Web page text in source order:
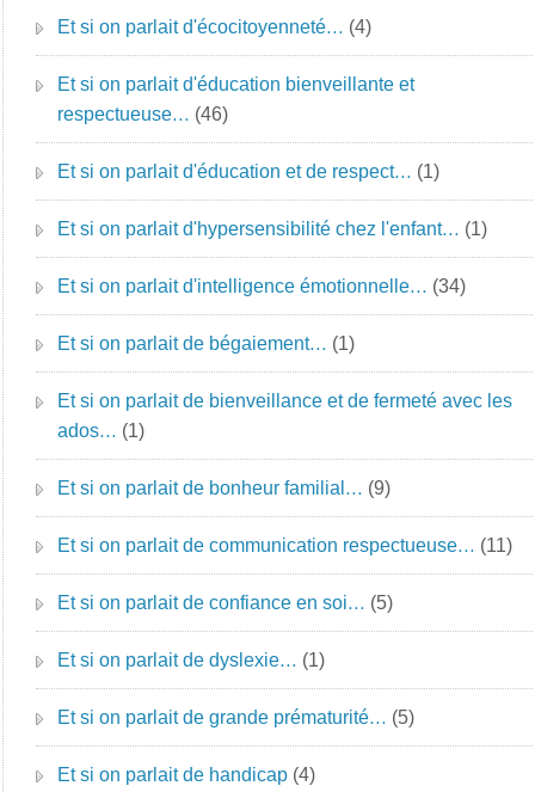
Et si on parlait d'écocitoyenneté… (4)
Et si on parlait d'éducation bienveillante et
respectueuse… (46)
Et si on parlait d'éducation et de respect… (1)
Et si on parlait d'hypersensibilité chez l'enfant… (1)
Et si on parlait d'intelligence émotionnelle… (34)
Et si on parlait de bégaiement… (1)
Et si on parlait de bienveillance et de fermeté avec les
ados… (1)
Et si on parlait de bonheur familial… (9)
Et si on parlait de communication respectueuse… (11)
Et si on parlait de confiance en soi… (5)
Et si on parlait de dyslexie… (1)
Et si on parlait de grande prématurité… (5)
Et si on parlait de handicap (4)